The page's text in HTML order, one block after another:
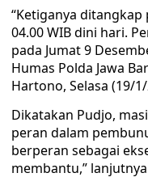
“Ketiganya ditangkap
04.00 WIB dini hari.
pada Jumat 9
Humas Polda Jawa
Hartono, Selasa (19/
Dikatakan Pudjo,
peran dalam
berperan sebagai
membantu,”